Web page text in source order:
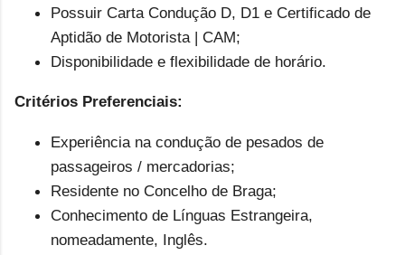
Possuir Carta Condução D, D1 e Certificado de
Aptidão de Motorista | CAM;
Disponibilidade e flexibilidade de horário.
Critérios Preferenciais:
Experiência na condução de pesados de
passageiros / mercadorias;
Residente no Concelho de Braga;
Conhecimento de Línguas Estrangeira,
nomeadamente, Inglês.